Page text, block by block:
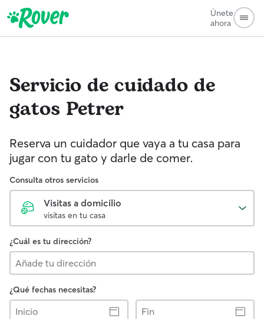
Únete
ahora
Servicio de cuidado de
gatos Petrer
Reserva un cuidador que vaya a tu casa para
jugar con tu gato y darle de comer.
Consulta otros servicios
Visitas a domicilio
visitas en tu casa
¿Cuál es tu dirección?
¿Qué fechas necesitas?
Inicio
Fin